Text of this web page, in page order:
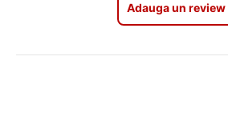
Adauga un review